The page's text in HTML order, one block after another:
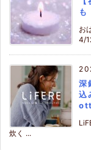
も
お
4/
深
込
炊く ...